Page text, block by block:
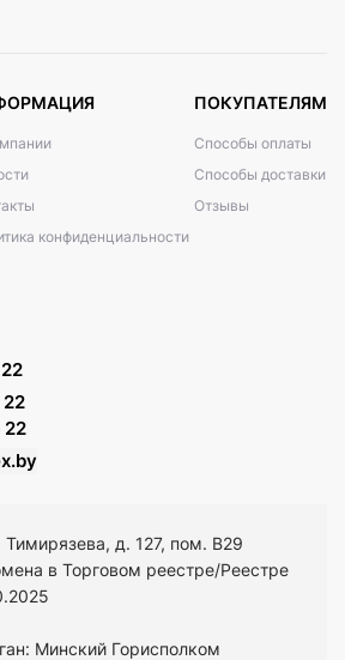
конфиденциальности
ПОКУПАТЕЛЯМ
Способы оплаты
Способы доставки
Отзывы
22
Тимирязева, д. 127, пом. В29
в Торговом реестре/Реестре
Минский Горисполком